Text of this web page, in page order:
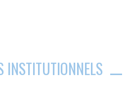
INSTITUTIONNELS